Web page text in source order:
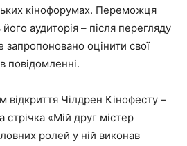
кінофорумах. Переможця
аудиторія – після перегляду
запропоновано оцінити свої
повідомленні.
відкриття Чілдрен Кінофесту –
стрічка «Мій друг містер
ролей у ній виконав